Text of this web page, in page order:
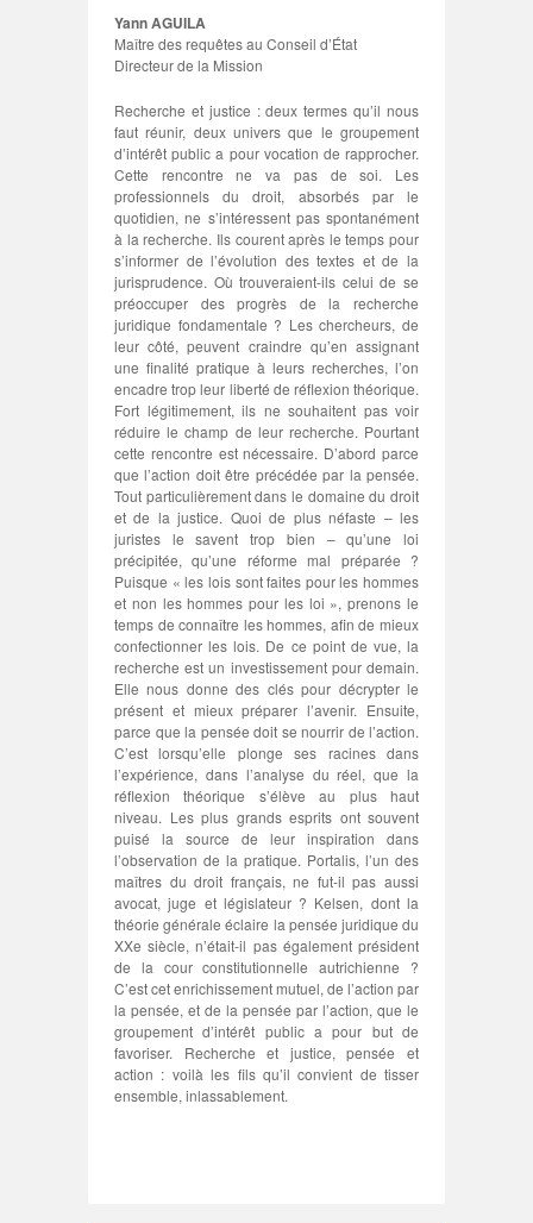
Yann AGUILA
Maître des requêtes au Conseil d’État
Directeur de la Mission
Recherche et justice : deux termes qu’il nous
faut réunir, deux univers que le groupement
d’intérêt public a pour vocation de rapprocher.
Cette rencontre ne va pas de soi. Les
professionnels du droit, absorbés par le
quotidien, ne s’intéressent pas spontanément
à la recherche. Ils courent après le temps pour
s’informer de l’évolution des textes et de la
jurisprudence. Où trouveraient-ils celui de se
préoccuper des progrès de la recherche
juridique fondamentale ? Les chercheurs, de
leur côté, peuvent craindre qu’en assignant
une finalité pratique à leurs recherches, l’on
encadre trop leur liberté de réflexion théorique.
Fort légitimement, ils ne souhaitent pas voir
réduire le champ de leur recherche. Pourtant
cette rencontre est nécessaire. D’abord parce
que l’action doit être précédée par la pensée.
Tout particulièrement dans le domaine du droit
et de la justice. Quoi de plus néfaste – les
juristes le savent trop bien – qu’une loi
précipitée, qu’une réforme mal préparée ?
Puisque « les lois sont faites pour les hommes
et non les hommes pour les loi », prenons le
temps de connaître les hommes, afin de mieux
confectionner les lois. De ce point de vue, la
recherche est un investissement pour demain.
Elle nous donne des clés pour décrypter le
présent et mieux préparer l’avenir. Ensuite,
parce que la pensée doit se nourrir de l’action.
C’est lorsqu’elle plonge ses racines dans
l’expérience, dans l’analyse du réel, que la
réflexion théorique s’élève au plus haut
niveau. Les plus grands esprits ont souvent
puisé la source de leur inspiration dans
l’observation de la pratique. Portalis, l’un des
maîtres du droit français, ne fut-il pas aussi
avocat, juge et législateur ? Kelsen, dont la
théorie générale éclaire la pensée juridique du
XXe siècle, n’était-il pas également président
de la cour constitutionnelle autrichienne ?
C’est cet enrichissement mutuel, de l’action par
la pensée, et de la pensée par l’action, que le
groupement d’intérêt public a pour but de
favoriser. Recherche et justice, pensée et
action : voilà les fils qu’il convient de tisser
ensemble, inlassablement.